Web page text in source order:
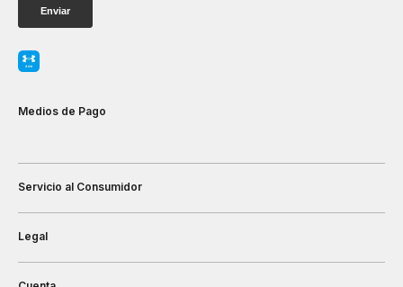
Medios de Pago
Servicio al Consumidor
Legal